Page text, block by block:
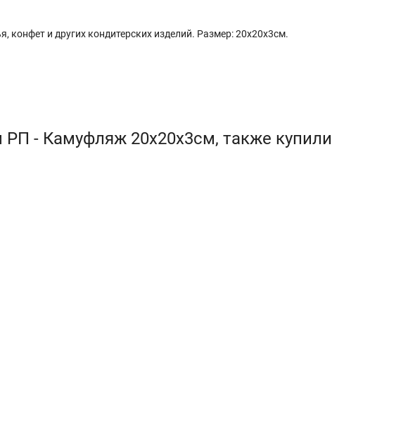
и других кондитерских изделий. Размер: 20х20х3см.
- Камуфляж 20х20х3см, также купили